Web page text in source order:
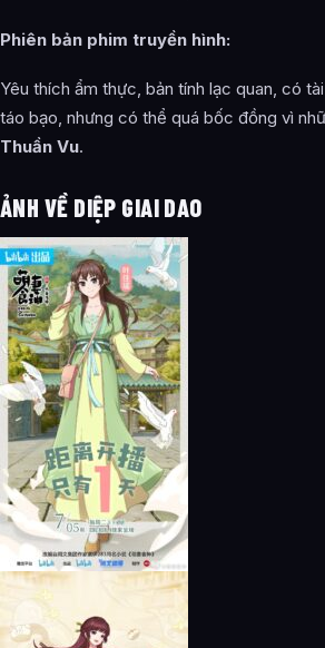
Phiên bản phim truyền hình:
Yêu thích ẩm thực, bản tính lạc quan, có
táo bạo, nhưng có thể quá bốc đồng vì
Thuần Vu.
ẢNH VỀ DIỆP GIAI DAO